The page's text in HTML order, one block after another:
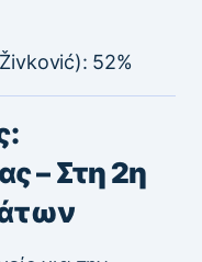
52%
– Στη 2η